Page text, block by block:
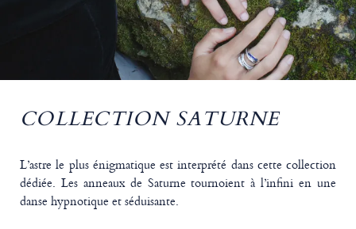
COLLECTION SATURNE
L’astre le plus énigmatique est interprété dans cette collection
dédiée. Les anneaux de Saturne tournoient à l’infini en une
danse hypnotique et séduisante.